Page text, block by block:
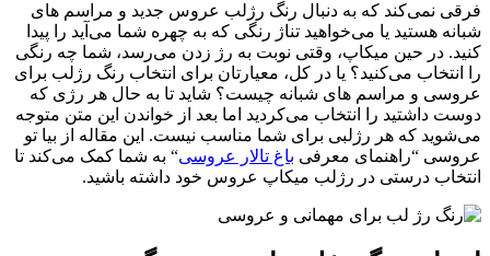
فرقی نمی‌کند که به دنبال رنگ رژلب عروس جدید و مراسم های
شبانه هستید یا می‌خواهید تناژ رنگی که به چهره شما می‌آید را پیدا
کنید. در حین میکاپ، وقتی نوبت به رژ زدن می‌رسد، شما چه رنگی
را انتخاب می‌کنید؟ یا در کل، معیارتان برای انتخاب رنگ رژلب برای
عروسی و مراسم های شبانه چیست؟ شاید تا به حال هر رژی که
دوست داشتید را انتخاب می‌کردید اما بعد از خواندن این متن متوجه
می‌شوید که هر رژلبی برای شما مناسب نیست. این مقاله از بیا تو
عروسی “راهنمای معرفی باغ تالار عروسی“ به شما کمک می‌کند تا
انتخاب درستی در رژلب میکاپ عروس خود داشته باشید.